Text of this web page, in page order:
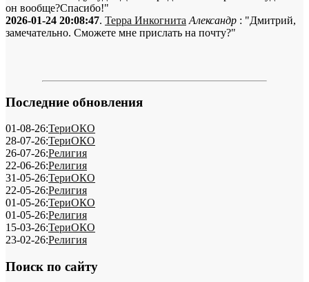
он вообще?Спасибо!"
2026-01-24 20:08:47. Терра Инкогнита Александр : "Дмитрий,
замечательно. Сможете мне прислать на почту?"
Последние обновления
01-08-26:ТериОКО
28-07-26:ТериОКО
26-07-26:Религия
22-06-26:Религия
31-05-26:ТериОКО
22-05-26:Религия
01-05-26:ТериОКО
01-05-26:Религия
15-03-26:ТериОКО
23-02-26:Религия
Поиск по сайту